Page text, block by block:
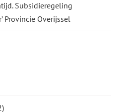
Subsidieregeling
Provincie Overijssel